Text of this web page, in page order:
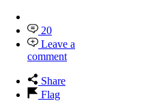
20
Leave a
comment
Share
Flag